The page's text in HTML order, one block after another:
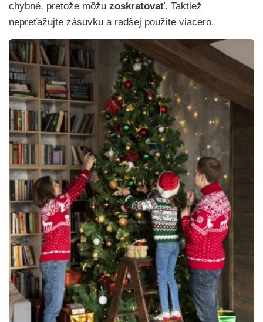
chybné, pretože môžu zoskratovať. Taktiež
nepreťažujte zásuvku a radšej použite viacero.